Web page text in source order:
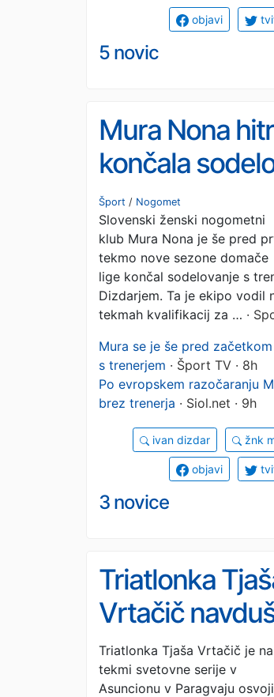
objavi
5 novic
Mura Nona
končala
Dizdarjem
Šport / Nogomet
Slovenski ženski nogometni
klub Mura Nona je še pred
tekmo nove sezone domače
lige končal sodelovanje s
Dizdarjem. Ta je ekipo vodil
tekmah kvalifikacij za … ·
Mura se je še pred
s trenerjem · Šport TV · 8h
Po evropskem razočaranju
brez trenerja · Siol.net · 9h
ivan dizdar žnk
objavi
3 novice
Triatlonka
Vrtačič
v Paragvaju
Triatlonka Tjaša Vrtačič je na
tekmi svetovne serije v
Asuncionu v Paragvaju